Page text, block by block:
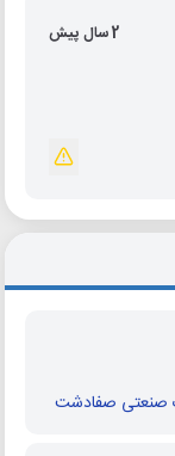
2 سال پیش
صنعتی صفادشت